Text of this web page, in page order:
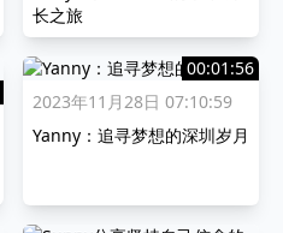
长之旅
00:01:56
2023年11月28日 07:10:59
Yanny：追寻梦想的深圳岁月